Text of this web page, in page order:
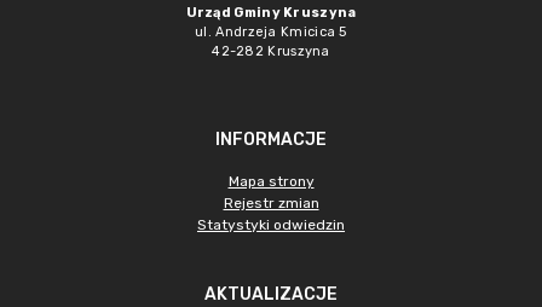
Urząd Gminy Kruszyna
ul. Andrzeja Kmicica 5
42-282 Kruszyna
INFORMACJE
Mapa strony
Rejestr zmian
Statystyki odwiedzin
AKTUALIZACJE